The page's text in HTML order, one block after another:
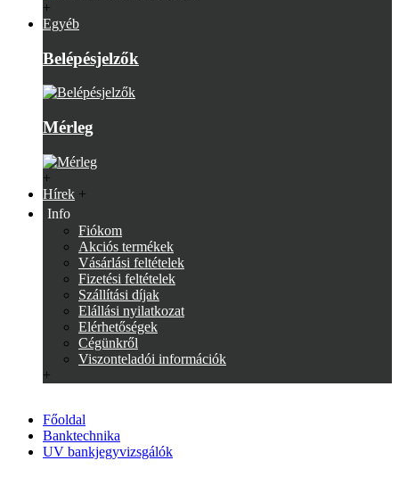
+
Egyéb
Belépésjelzők
Mérleg
+
Hírek +
Info
Fiókom
Akciós termékek
Vásárlási feltételek
Fizetési feltételek
Szállítási díjak
Elállási nyilatkozat
Elérhetőségek
Cégünkről
Viszonteladói információk
+
Főoldal
Banktechnika
UV bankjegyvizsgálók